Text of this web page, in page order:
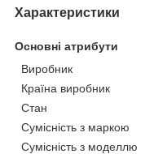
Характеристики
Основні атрибути
Виробник
Країна виробник
Стан
Сумісність з маркою
Сумісність з моделлю